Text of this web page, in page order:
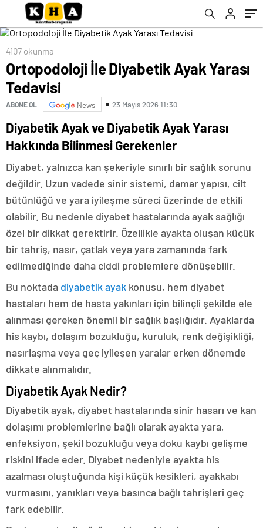
4107 okunma
Ortopodoloji İle Diyabetik Ayak Yarası
Tedavisi
ABONE OL News 23 Mayıs 2026 11:30
Diyabetik Ayak ve Diyabetik Ayak Yarası
Hakkında Bilinmesi Gerekenler
Diyabet, yalnızca kan şekeriyle sınırlı bir sağlık sorunu
değildir. Uzun vadede sinir sistemi, damar yapısı, cilt
bütünlüğü ve yara iyileşme süreci üzerinde de etkili
olabilir. Bu nedenle diyabet hastalarında ayak sağlığı
özel bir dikkat gerektirir. Özellikle ayakta oluşan küçük
bir tahriş, nasır, çatlak veya yara zamanında fark
edilmediğinde daha ciddi problemlere dönüşebilir.
Bu noktada diyabetik ayak konusu, hem diyabet
hastaları hem de hasta yakınları için bilinçli şekilde ele
alınması gereken önemli bir sağlık başlığıdır. Ayaklarda
his kaybı, dolaşım bozukluğu, kuruluk, renk değişikliği,
nasırlaşma veya geç iyileşen yaralar erken dönemde
dikkate alınmalıdır.
Diyabetik Ayak Nedir?
Diyabetik ayak, diyabet hastalarında sinir hasarı ve kan
dolaşımı problemlerine bağlı olarak ayakta yara,
enfeksiyon, şekil bozukluğu veya doku kaybı gelişme
riskini ifade eder. Diyabet nedeniyle ayakta his
azalması oluştuğunda kişi küçük kesikleri, ayakkabı
vurmasını, yanıkları veya basınca bağlı tahrişleri geç
fark edebilir.